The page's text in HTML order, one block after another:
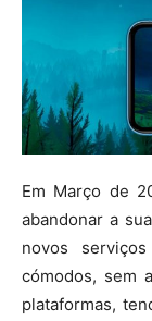
Em Março de
abandonar a
novos
cómodos, sem
plataformas,